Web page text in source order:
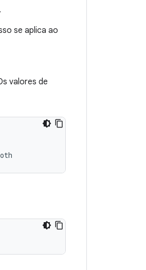
se aplica ao
valores de